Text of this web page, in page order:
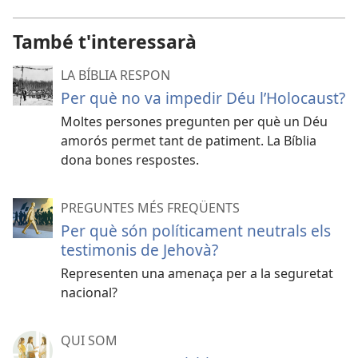
També t'interessarà
LA BÍBLIA RESPON
Per què no va impedir Déu l’Holocaust?
Moltes persones pregunten per què un Déu
amorós permet tant de patiment. La Bíblia
dona bones respostes.
PREGUNTES MÉS FREQÜENTS
Per què són políticament neutrals els
testimonis de Jehovà?
Representen una amenaça per a la seguretat
nacional?
QUI SOM